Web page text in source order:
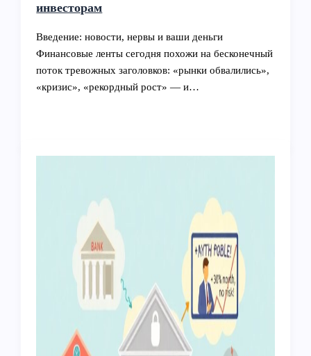
инвесторам
Введение: новости, нервы и ваши деньги
Финансовые ленты сегодня похожи на бесконечный
поток тревожных заголовков: «рынки обвалились»,
«кризис», «рекордный рост» — и…